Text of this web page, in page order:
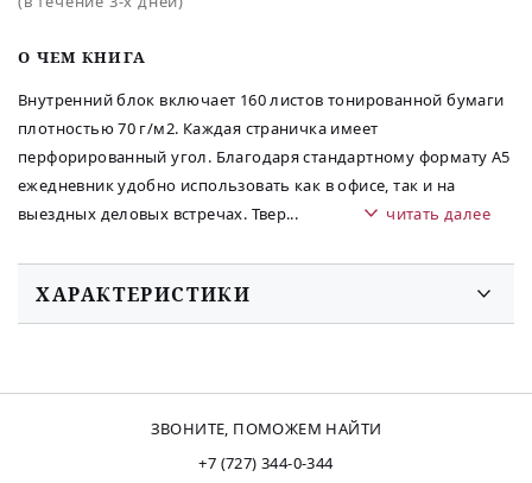
O ЧЕМ КНИГА
Внутренний блок включает 160 листов тонированной бумаги
плотностью 70 г/м2. Каждая страничка имеет
перфорированный угол. Благодаря стандартному формату А5
ежедневник удобно использовать как в офисе, так и на
выездных деловых встречах. Твер... читать далее
ХАРАКТЕРИСТИКИ
ЗВОНИТЕ, ПОМОЖЕМ НАЙТИ
+7 (727) 344-0-344